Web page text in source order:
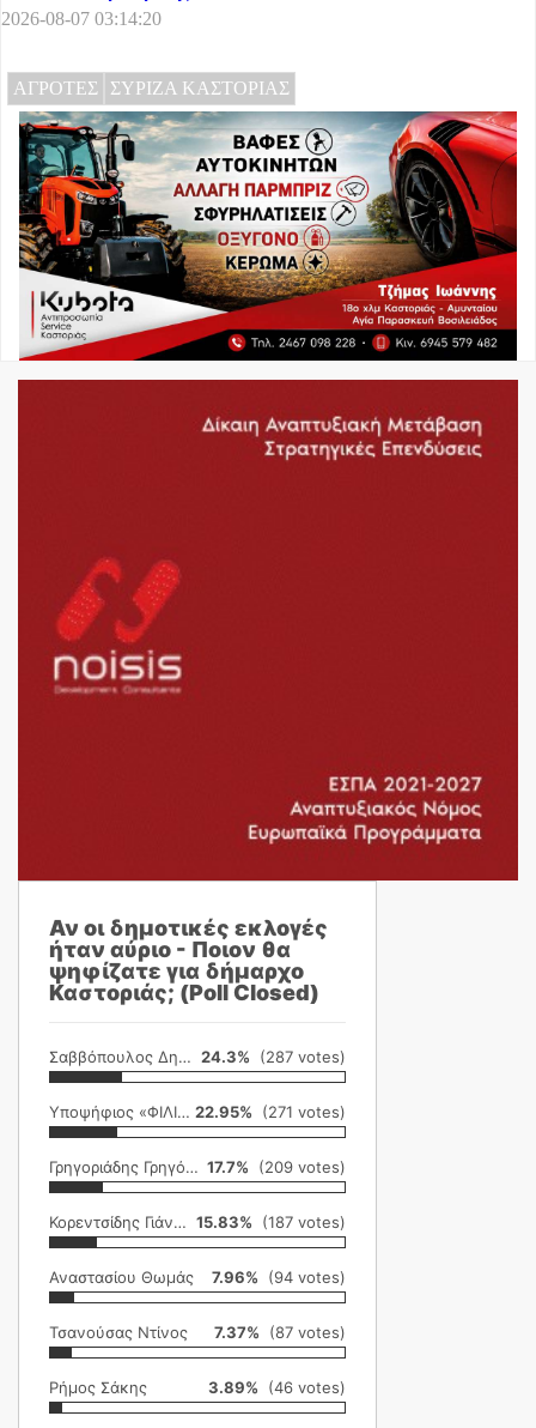
2026-08-07 03:14:20
ΑΓΡΟΤΕΣ ΣΥΡΙΖΑ ΚΑΣΤΟΡΙΑΣ
Αν οι δημοτικές εκλογές
ήταν αύριο - Ποιον θα
ψηφίζατε για δήμαρχο
Καστοριάς; (Poll Closed)
Σαββόπουλος Δημήτρης 24.3% (287 votes)
Υποψήφιος «ΦΙΛΙΚΗ ΕΤΑΙΡΕΙΑ» 22.95% (271 votes)
Γρηγοριάδης Γρηγόρης 17.7% (209 votes)
Κορεντσίδης Γιάννης 15.83% (187 votes)
Αναστασίου Θωμάς 7.96% (94 votes)
Τσανούσας Ντίνος 7.37% (87 votes)
Ρήμος Σάκης 3.89% (46 votes)